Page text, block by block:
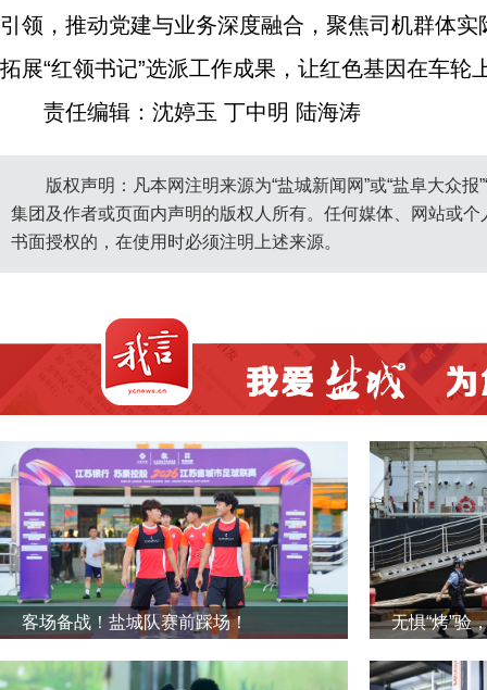
引领，推动党建与业务深度融合，聚焦司机群体
拓展“红领书记”选派工作成果，让红色基因在车轮
责任编辑：沈婷玉 丁中明 陆海涛
版权声明：凡本网注明来源为“盐城新闻网”或“盐阜大众
集团及作者或页面内声明的版权人所有。任何媒体、网站或
书面授权的，在使用时必须注明上述来源。
客场备战！盐城队赛前踩场！ 无惧“烤”验